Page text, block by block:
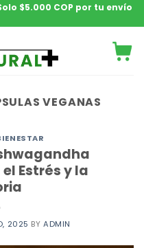
$5.000 COP por tu envío
VEGANAS
Estrés y la
2025 BY ADMIN